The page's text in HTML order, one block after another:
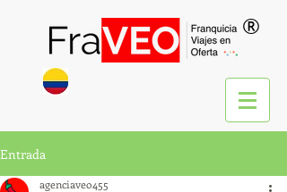
®
Entrada
agenciaveo455